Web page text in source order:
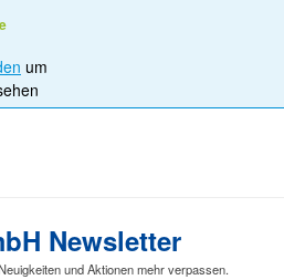
um
Newsletter
und Aktionen mehr verpassen.